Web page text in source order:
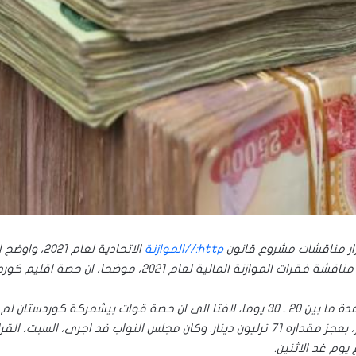
مناقشات مشروع قانونhttp://الموازنة الاتحادية لعام 2021،
واوضح
لعام 2021، موضحا، ان حصة اقليم كوردستان (13.904.012.452.000) ترليون دينار.
لم ترد في الموازنة.
واكد ان الموازنة الحالية تعد الاكبر ” 164″ ترليون دينار، بعجز مقداره 71 ترليون دينار.